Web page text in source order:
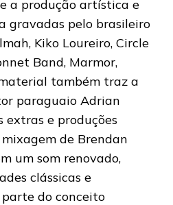
a produção artística e
gravadas pelo brasileiro
Kiko Loureiro, Circle
Band, Marmor,
também traz a
paraguaio Adrian
extras e produções
de Brendan
um som renovado,
clássicas e
do conceito